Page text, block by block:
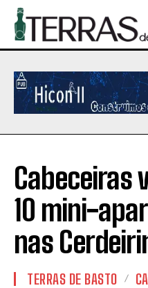
Cabeceiras
10 mini-
nas
TERRAS DE BASTO